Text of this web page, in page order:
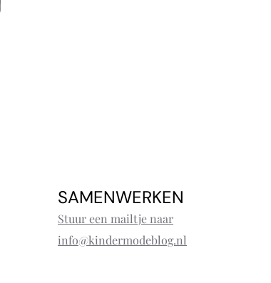
SAMENWERKEN
Stuur een mailtje naar
info@kindermodeblog.nl